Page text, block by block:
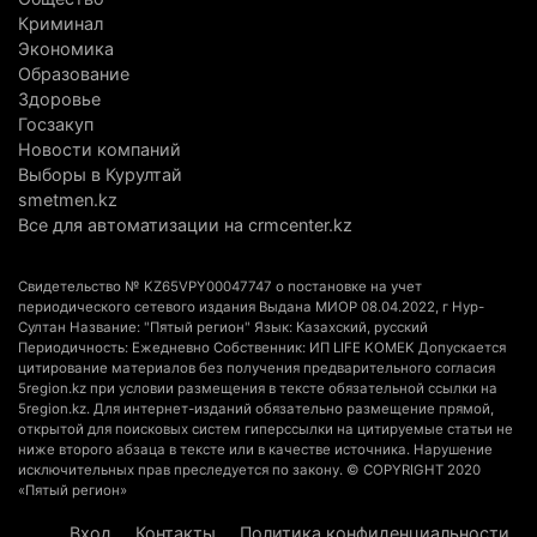
потушить пожар в Аксайском ущелье
4 августа 2026 г. 13:02
В Алматы приостановили лицензии 350
строительным компаниям
В команде акима Алатау новое назначение: кто
Выборы в Курултай: Алматинская область вошла
в число регионов с самым большим
количеством избирателей
4 августа 2026 г. 09:09 200
«От экспорта сырья - к сложным
производствам»: партия «Әділет» представила в
Актобе план диверсификации
Криминал
Экономика
Образование
Здоровье
Госзакуп
Новости компаний
Выборы в Курултай
smetmen.kz
Все для автоматизации на crmcenter.kz
Свидетельство № KZ65VPY00047747 о постановке на учет
периодического сетевого издания Выдана МИОР 08.04.2022, г Нур-
Султан Название: "Пятый регион" Язык: Казахский, русский
Периодичность: Ежедневно Собственник: ИП LIFE KOMEK Допускается
цитирование материалов без получения предварительного согласия
5region.kz при условии размещения в тексте обязательной ссылки на
5region.kz. Для интернет-изданий обязательно размещение прямой,
открытой для поисковых систем гиперссылки на цитируемые статьи не
ниже второго абзаца в тексте или в качестве источника. Нарушение
исключительных прав преследуется по закону. © COPYRIGHT 2020
«Пятый регион»
Вход Контакты Политика конфиденциальности